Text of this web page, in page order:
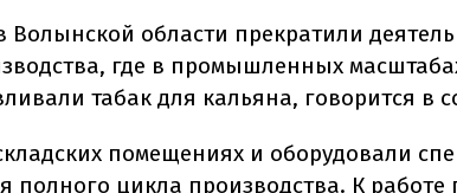
Волынской области прекратили
где в промышленных
табак для кальяна, говорится в
помещениях и оборудовали
полного цикла производства. К работе